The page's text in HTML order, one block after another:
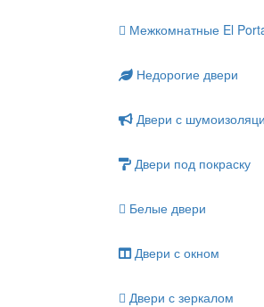
Межкомнатные El
Недорогие двери
Двери с
Двери под покраску
Белые двери
Двери с окном
Двери с зеркалом